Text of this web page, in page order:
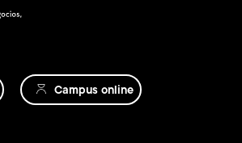
Campus online